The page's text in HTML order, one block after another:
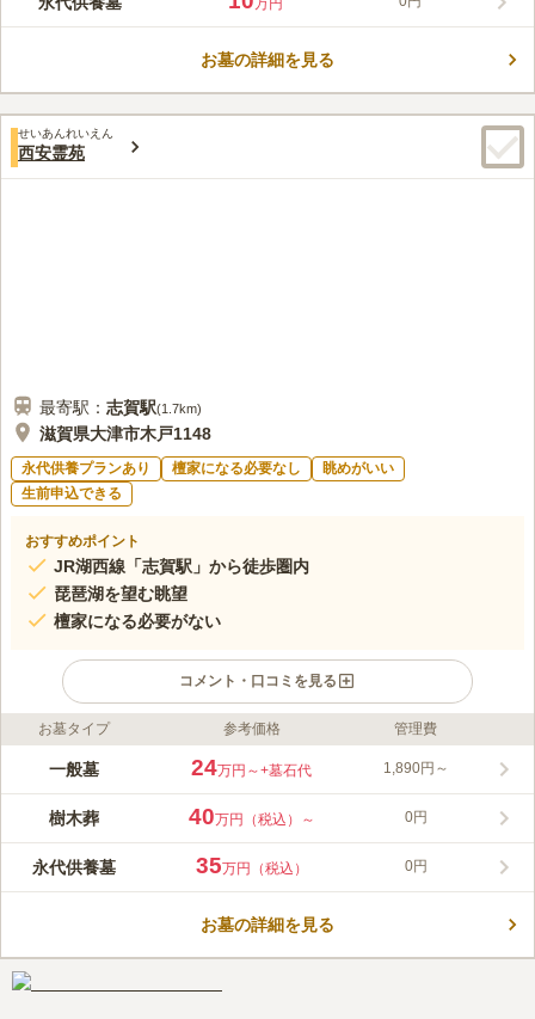
耐火構造、平屋建りの納骨堂です。お参り後にはゆっくりくつろ
いで頂けるように応接セットや無料ドリンク、子どもの遊びスペ
ース、趣味の展示コーナー等を設けています。全館バリアフリー
納骨時にご遺骨を持参できない場合は、若干の旅費のご負担で引
き取りも可能。全国各地からお申し込みすることができます。
自宅近くにスーパーマーケットがあり、お墓詣りのお花やお供え
物も購入することができ便利である。車で行くため、食事処は通り道に何
件もあり不便はない。
万円
お墓の詳細を見る
せいあんれいえん
西安霊苑
最寄駅： 志賀駅(1.7km)
滋賀県大津市木戸1148
永代供養プランあり 檀家になる必要なし
眺めがいい
生前申込できる
おすすめポイント
JR湖西線「志賀駅」から徒歩圏内
琵琶湖を望む眺望
檀家になる必要がない
コメント・口コミを見る
ライフドット編集部のコメント
比良山系を背景に、琵琶湖を望むことができるお墓です。永代供
遠方にいらっしゃる方でも安心です。墓域がバリアフリーになっ
ていること、各区画の近くに駐車場が位置していることなども便
ことができ、清々しい気持ちでお参りができます。
霊園事務所に職員が常駐していてお花も売っているので便利。近
くには食事処や喫茶店もあるので休憩も取りやすい。
お墓タイプ 参考価格 管理費
一般墓 24万円～+墓石代 1,890円～
樹木葬 40万円（税込）～ 0円
永代供養墓 35万円（税込） 0円
お墓の詳細を見る